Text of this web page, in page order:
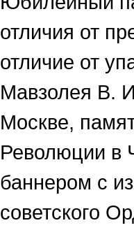
отличия от
отличие от
Мавзолея В.
Москве,
Революции в
баннером с
советского